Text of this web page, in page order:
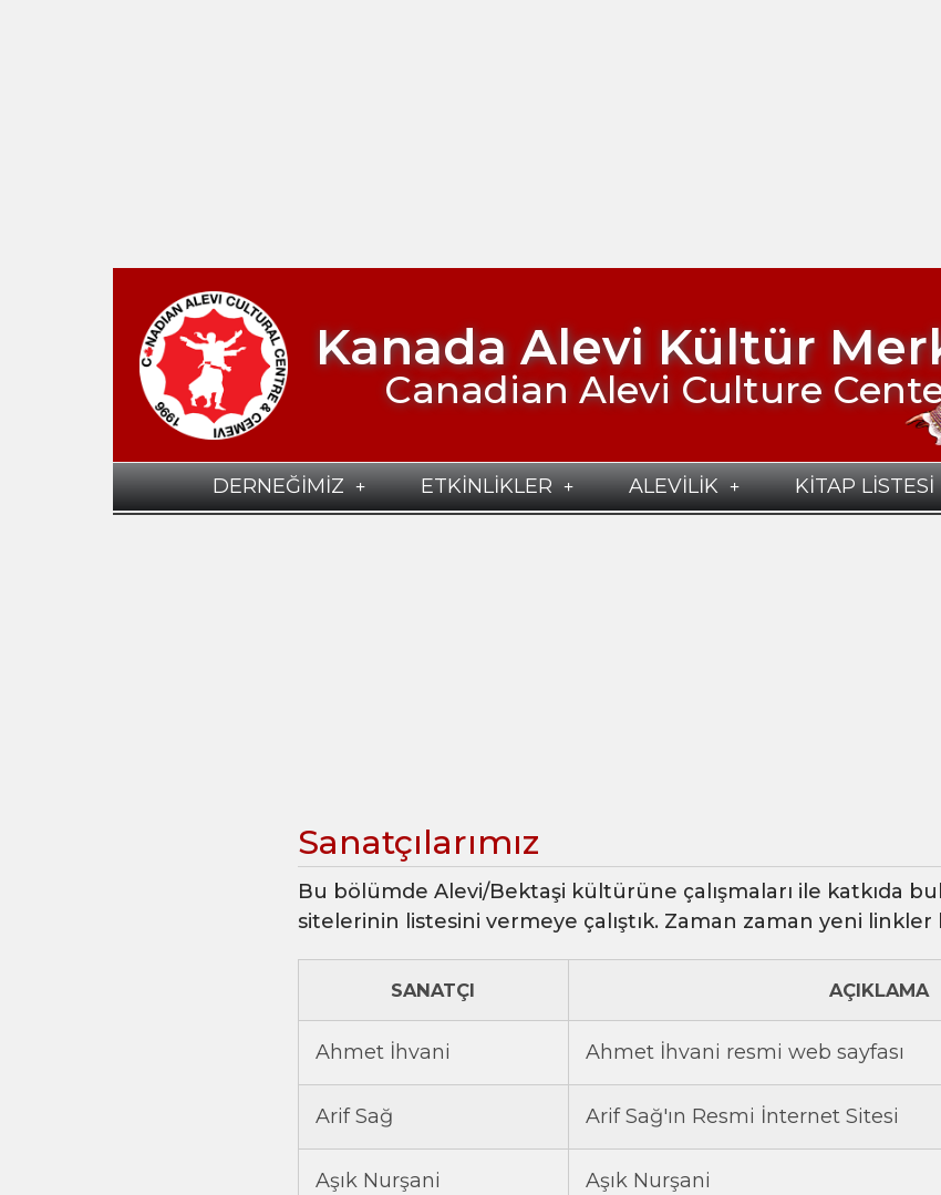
Kanada Alevi Kültür
Canadian Alevi Culture
DERNEĞİMİZ ETKİNLİKLER ALEVİLİK KİTAP LİSTESİ
Sanatçılarımız
Bu bölümde Alevi/Bektaşi kültürüne çalışmaları ile katkıda
sitelerinin listesini vermeye çalıştık. Zaman zaman yeni
SANATÇI AÇIKLAMA
Ahmet İhvani Ahmet İhvani resmi web sayfası
Arif Sağ Arif Sağ'ın Resmi İnternet Sitesi
Aşık Nurşani Aşık Nurşani